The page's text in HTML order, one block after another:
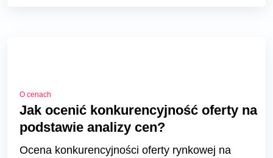
O cenach
Jak ocenić konkurencyjność oferty na
podstawie analizy cen?
Ocena konkurencyjności oferty rynkowej na